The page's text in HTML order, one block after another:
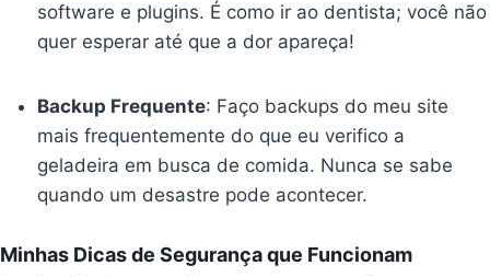
software e plugins. É como ir ao dentista; você não
quer esperar até que a dor apareça!
Backup Frequente: Faço backups do meu site
mais frequentemente do que eu verifico a
geladeira em busca de comida. Nunca se sabe
quando um desastre pode acontecer.
Minhas Dicas de Segurança que Funcionam